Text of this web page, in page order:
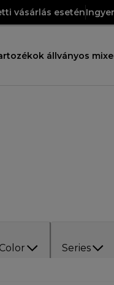
vásárlás esetén
állványos
Color Series